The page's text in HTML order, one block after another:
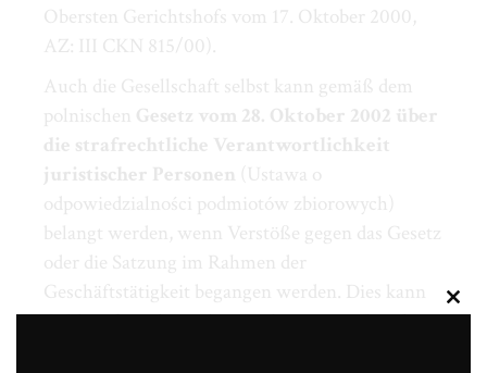
Obersten Gerichtshofs vom 17. Oktober 2000,
AZ: III CKN 815/00).
Auch die Gesellschaft selbst kann gemäß dem
polnischen Gesetz vom 28. Oktober 2002 über
die strafrechtliche Verantwortlichkeit
juristischer Personen (Ustawa o
odpowiedzialności podmiotów zbiorowych)
belangt werden, wenn Verstöße gegen das Gesetz
oder die Satzung im Rahmen der
Geschäftstätigkeit begangen werden. Dies kann
Geldstrafen oder andere Sanktionen nach sich
Close